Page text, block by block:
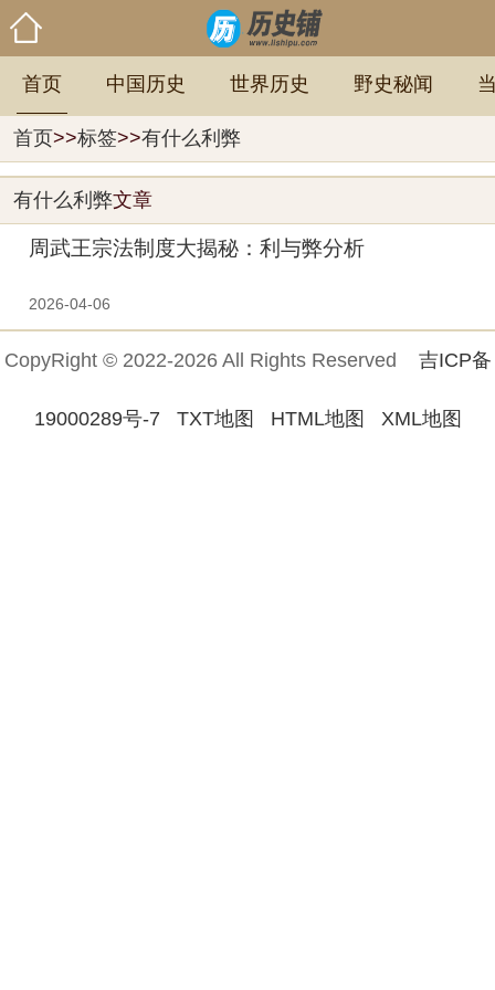
首页 中国历史 世界历史 野史秘闻
首页>>标签>>有什么利弊
有什么利弊文章
周武王宗法制度大揭秘：利与弊分析
2026-04-06
CopyRight © 2022-2026 All Rights Reserved 吉ICP备
19000289号-7 TXT地图 HTML地图 XML地图